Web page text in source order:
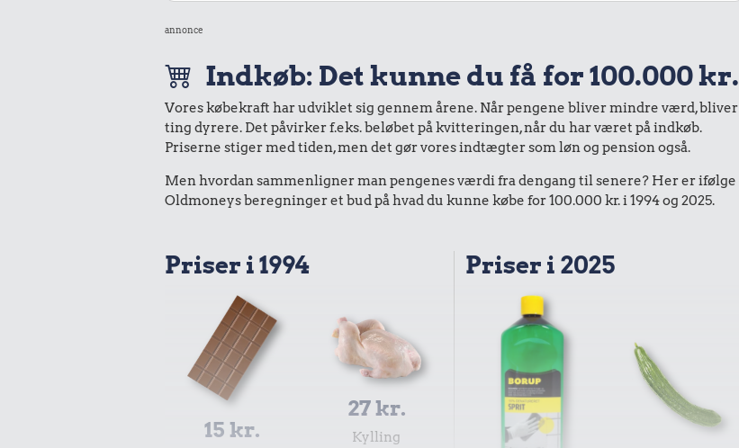
annonce
Indkøb: Det kunne du få for 100.000 kr.
Vores købekraft har udviklet sig gennem årene. Når pengene bliver mindre værd, bliver
ting dyrere. Det påvirker f.eks. beløbet på kvitteringen, når du har været på indkøb.
Priserne stiger med tiden, men det gør vores indtægter som løn og pension også.
Men hvordan sammenligner man pengenes værdi fra dengang til senere? Her er ifølge
Oldmoneys beregninger et bud på hvad du kunne købe for 100.000 kr. i 1994 og 2025.
Priser i 1994
15 kr.
27 kr.
Kylling
Priser i 2025